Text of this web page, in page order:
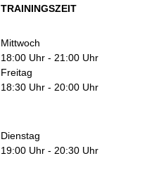
TRAININGSZEIT
Mittwoch
18:00 Uhr - 21:00 Uhr
Freitag
18:30 Uhr - 20:00 Uhr
Dienstag
19:00 Uhr - 20:30 Uhr